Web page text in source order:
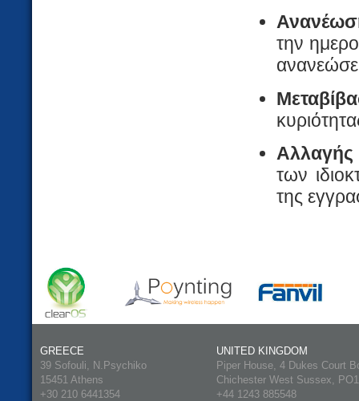
την
Αλλαγής
των
της
GREECE
39 Sofouli, N.Psychiko
15451 Athens
+30 210 6441354
UNITED KINGDOM
Piper House, 4 Dukes Court
Chichester West Sussex,
+44 1243 885548